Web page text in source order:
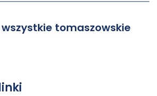
tomaszowskie